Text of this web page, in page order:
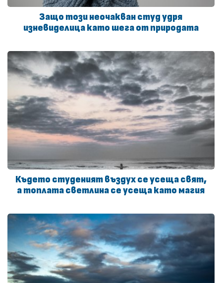
Защо този неочакван студ удря
изневиделица като шега от природата
Където студеният въздух се усеща свят,
а топлата светлина се усеща като магия